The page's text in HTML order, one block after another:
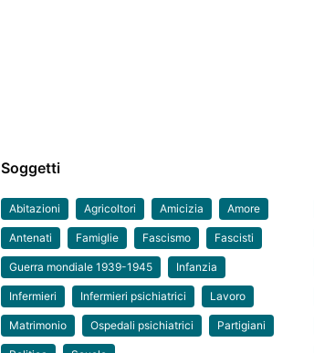
Soggetti
Abitazioni Agricoltori Amicizia Amore
Antenati Famiglie Fascismo Fascisti
Guerra mondiale 1939-1945 Infanzia
Infermieri Infermieri psichiatrici Lavoro
Matrimonio Ospedali psichiatrici Partigiani